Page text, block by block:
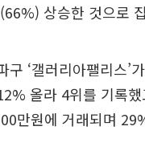
상승한 것으로
구 ‘갤러리아팰리스’
올라 4위를 기록했
만원에 거래되며